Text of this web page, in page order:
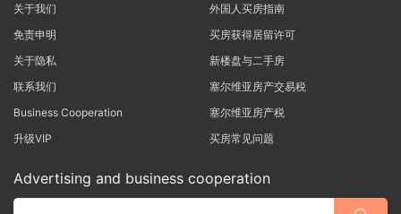
关于我们
免责申明
关于隐私
联系我们
Business Cooperation
升级VIP
外国人买房指南
买房获得居留许可
新楼盘与二手房
塞尔维亚房产交易税
塞尔维亚房产税
买房常见问题
Advertising and business cooperation